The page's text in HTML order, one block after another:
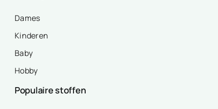
Dames
Kinderen
Baby
Hobby
Populaire stoffen